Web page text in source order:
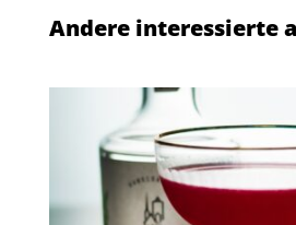
Andere interessierte